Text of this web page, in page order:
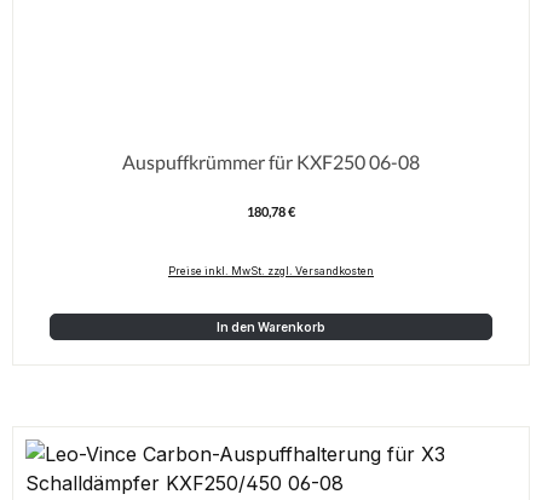
Auspuffkrümmer für KXF250 06-08
Regulärer Preis:
180,78 €
Preise inkl. MwSt. zzgl. Versandkosten
In den Warenkorb